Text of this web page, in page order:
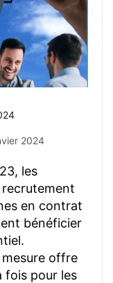
2024
les
recrutement
en contrat
bénéficier
offre
fois pour les